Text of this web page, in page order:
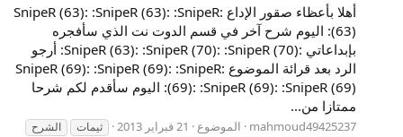
أهلا بأعظاء صقور الإداع :SnipeR (63): :SnipeR (63): :SnipeR
(63): اليوم شرح آخر في قسم الدوت نت الذي سأفجره
بإبداعاتي :SnipeR (63): :SnipeR (70): :SnipeR (70): أرجو
الرد بعد قرائة الموضوع :SnipeR (69): :SnipeR (69): :SnipeR
(69): :SnipeR (69): :SnipeR (69): اليوم سأقدم لكم شرحا
ممتازا من...
mahmoud49425237 الموضوع 21 فبراير 2013 ثيمات
الشرح